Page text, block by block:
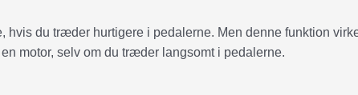
hvis du træder hurtigere i pedalerne. Men denne funktion
motor, selv om du træder langsomt i pedalerne.